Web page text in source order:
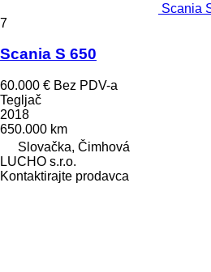
Scania
7
Scania S 650
60.000 € Bez PDV-a
Tegljač
2018
650.000 km
Slovačka, Čimhová
LUCHO s.r.o.
Kontaktirajte prodavca